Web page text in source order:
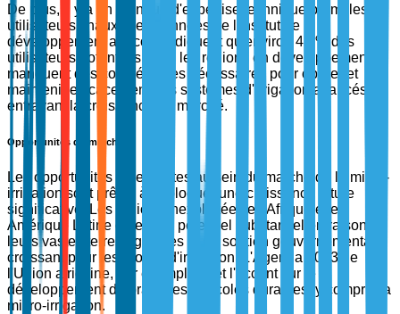
De plus, il y a un manque d'expertise technique parmi les
utilisateurs finaux. Des données de l'Institut de
développement agricole indiquent qu'environ 45 % des
utilisateurs potentiels dans les régions en développement
manquent des compétences nécessaires pour opérer et
maintenir efficacement des systèmes d'irrigation avancés,
entravant la croissance du marché.
Opportunités du marché
Les opportunités émergentes au sein du marché de la micro-
irrigation sont prêtes à débloquer une croissance future
significative. Les régions inexploitées en Afrique et en
Amérique Latine offrent un potentiel substantiel en raison de
leurs vastes terres agricoles et du soutien gouvernemental
croissant pour les projets d'irrigation. L'Agenda 2063 de
l'Union africaine, par exemple, met l'accent sur le
développement de pratiques agricoles durables, y compris la
micro-irrigation.